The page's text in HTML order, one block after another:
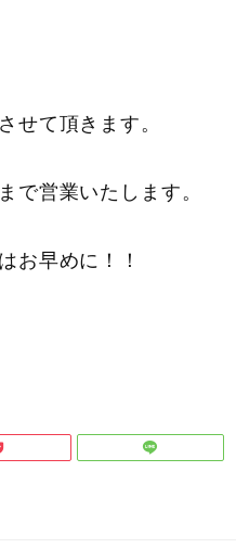
せて頂きます。
で営業いたします。
お早めに！！